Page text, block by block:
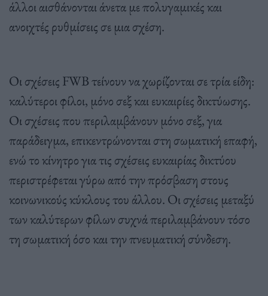
άλλοι αισθάνονται άνετα με πολυγαμικές και
ανοιχτές ρυθμίσεις σε μια σχέση.
Οι σχέσεις FWB τείνουν να χωρίζονται σε τρία είδη:
καλύτεροι φίλοι, μόνο σεξ και ευκαιρίες δικτύωσης.
Οι σχέσεις που περιλαμβάνουν μόνο σεξ, για
παράδειγμα, επικεντρώνονται στη σωματική επαφή,
ενώ το κίνητρο για τις σχέσεις ευκαιρίας δικτύου
περιστρέφεται γύρω από την πρόσβαση στους
κοινωνικούς κύκλους του άλλου. Οι σχέσεις μεταξύ
των καλύτερων φίλων συχνά περιλαμβάνουν τόσο
τη σωματική όσο και την πνευματική σύνδεση.